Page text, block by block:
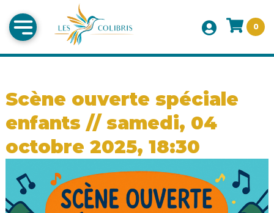
0
Scène ouverte spéciale
enfants // samedi, 04
octobre 2025, 18:30